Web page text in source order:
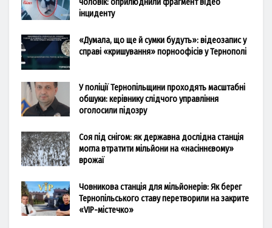
чоловік: оприлюднили фрагмент відео
інциденту
«Думала, що ще й сумки будуть»: відеозапис у
справі «кришування» порноофісів у Тернополі
У поліції Тернопільщини проходять масштабні
обшуки: керівнику слідчого управління
оголосили підозру
Соя під снігом: як державна дослідна станція
могла втратити мільйони на «насіннєвому»
врожаї
Човникова станція для мільйонерів: Як берег
Тернопільського ставу перетворили на закрите
«VIP-містечко»